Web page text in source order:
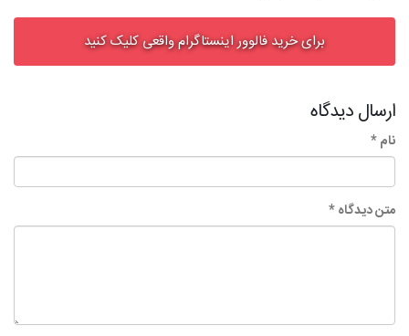
برای خرید فالوور اینستاگرام واقعی کلیک کنید
ارسال دیدگاه
نام *
متن دیدگاه *